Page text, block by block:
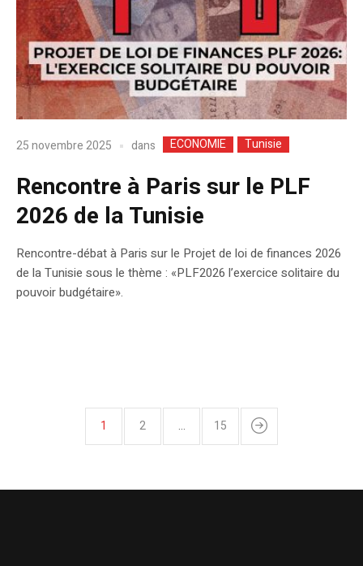
25 novembre 2025 dans ECONOMIE Tunisie
Rencontre à Paris sur le PLF
2026 de la Tunisie
Rencontre-débat à Paris sur le Projet de loi de finances 2026
de la Tunisie sous le thème : «PLF2026 l’exercice solitaire du
pouvoir budgétaire».
1 2 … 15